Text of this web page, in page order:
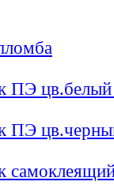
ПЭ цв.белый
ПЭ